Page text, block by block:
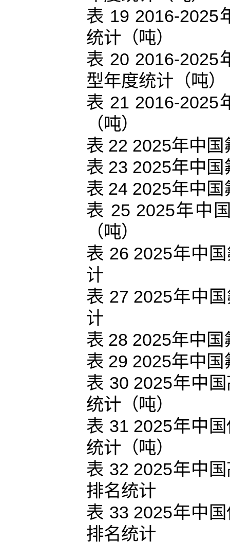
表 19 2016-2025
统计（吨）
表 20 2016-2025
型年度统计（吨）
表 21 2016-2025
（吨）
表 22 2025年中
表 23 2025年中
表 24 2025年中
表 25 2025年中
（吨）
表 26 2025年中
计
表 27 2025年中
计
表 28 2025年中
表 29 2025年中
表 30 2025年中
统计（吨）
表 31 2025年中
统计（吨）
表 32 2025年中
排名统计
表 33 2025年中
排名统计